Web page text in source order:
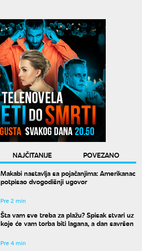
NAJČITANIJE
POVEZANO
Makabi nastavlja sa pojačanjima: Amerikanac
potpisao dvogodišnji ugovor
Pre 2 min
Šta vam sve treba za plažu? Spisak stvari uz
koje će vam torba biti lagana, a dan savršen
Pre 4 min